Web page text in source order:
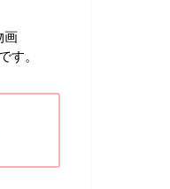
画
す。